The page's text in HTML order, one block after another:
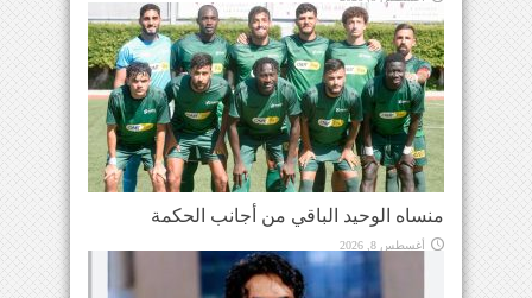
منساه الوحيد الباقي من أجانب الحكمة
أغسطس 8, 2026